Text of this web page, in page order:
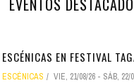
ESCÉNICAS EN FESTIVAL
ESCÉNICAS VIE, 21/08/26 - SÁB, 22/